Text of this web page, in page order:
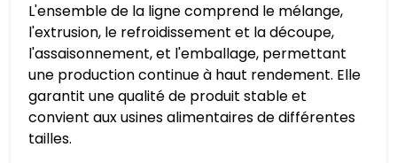
L'ensemble de la ligne comprend le mélange,
l'extrusion, le refroidissement et la découpe,
l'assaisonnement, et l'emballage, permettant
une production continue à haut rendement. Elle
garantit une qualité de produit stable et
convient aux usines alimentaires de différentes
tailles.